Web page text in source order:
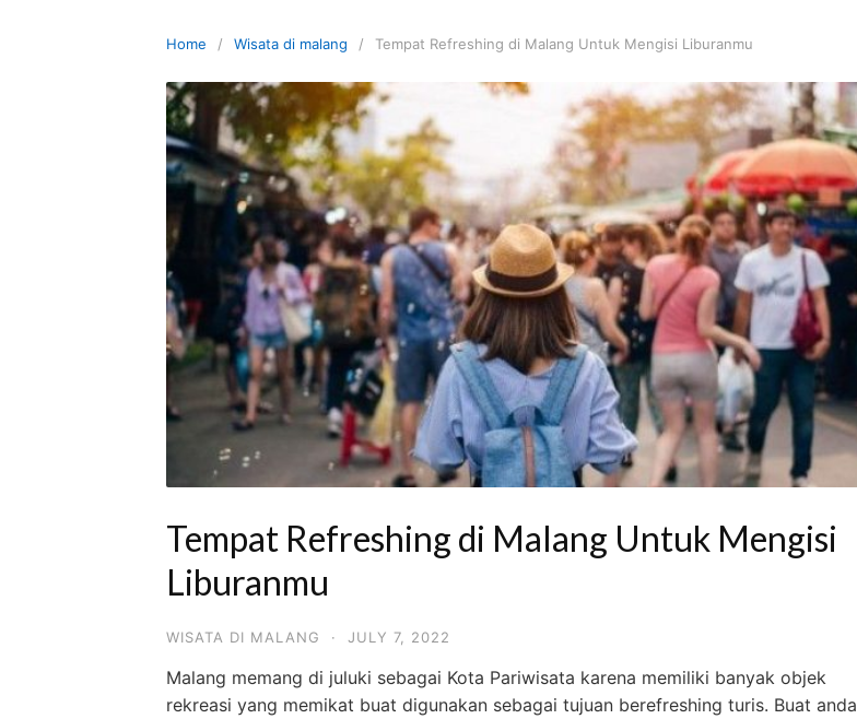
Home Wisata di malang Tempat Refreshing di Malang Untuk Mengisi Liburanmu
Tempat Refreshing di Malang Untuk Mengisi
Liburanmu
WISATA DI MALANG · JULY 7, 2022
Malang memang di juluki sebagai Kota Pariwisata karena memiliki banyak objek
rekreasi yang memikat buat digunakan sebagai tujuan berefreshing turis. Buat anda